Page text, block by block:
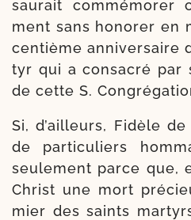
sau­rait com­mé­mo­rer
ment sans hono­rer en
cen­tième anni­ver­saire
tyr qui a consa­cré par
de cette S.
Si, d’ailleurs, Fidèle
de par­ti­cu­liers
seule­ment parce que,
Christ une mort
mier des saints